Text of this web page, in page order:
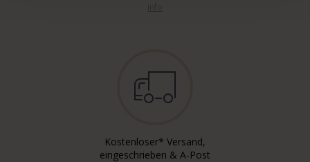
Kostenloser* Versand,
eingeschrieben & A-Post